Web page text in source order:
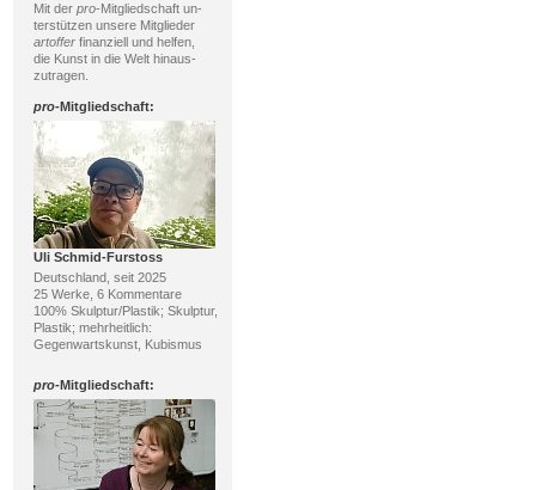
Mit der pro-Mitgliedschaft un-
terstützen unsere Mitglieder
artofferfinanziell und helfen,
die Kunst in die Welt hinaus-
zutragen.
pro-Mitgliedschaft:
Uli Schmid-Furstoss
Deutschland, seit 2025
25 Werke, 6 Kommentare
100% Skulptur/Plastik; Skulptur,
Plastik; mehrheitlich:
Gegenwartskunst, Kubismus
pro-Mitgliedschaft: